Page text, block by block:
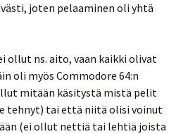
joten pelaaminen oli yhtä
ollut ns. aito, vaan kaikki olivat
oli myös Commodore 64:n
mitään käsitystä mistä pelit
tehnyt) tai että niitä olisi voinut
(ei ollut nettiä tai lehtiä joista